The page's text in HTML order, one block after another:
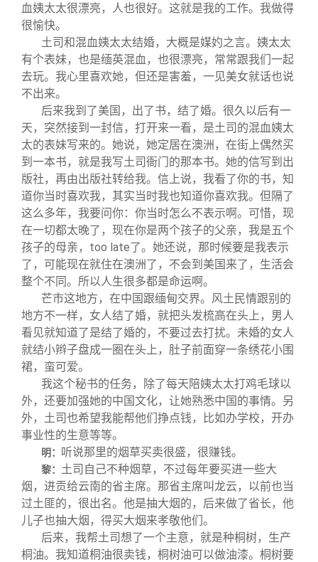
血姨太太很漂亮，人也很好。这就是我的工作。我做得
很愉快。
土司和混血姨太太结婚，大概是媒妁之言。姨太太
有个表妹，也是缅英混血，也很漂亮，常常跟我们一起
去玩。我心里喜欢她，但还是害羞，一见美女就话也说
不出来。
后来我到了美国，出了书，结了婚。很久以后有一
天，突然接到一封信，打开来一看，是土司的混血姨太
太的表妹写来的。她说，她定居在澳洲，在街上偶然买
到一本书，就是我写土司衙门的那本书。她的信写到出
版社，再由出版社转给我。信上说，我看了你的书，知
道你当时喜欢我，其实当时我也知道你喜欢我。但隔了
这么多年，我要问你：你当时怎么不表示啊。可惜，现
在一切都太晚了，现在你是两个孩子的父亲，我是五个
孩子的母亲，too late了。她还说，那时候要是我表示
了，可能现在就住在澳洲了，不会到美国来了，生活会
整个不同。所以人生很多都是命运啊。
芒市这地方，在中国跟缅甸交界。风土民情跟别的
地方不一样，女人结了婚，就把头发梳高在头上，男人
看见就知道了是结了婚的，不要过去打扰。未婚的女人
就结小辫子盘成一圈在头上，肚子前面穿一条绣花小围
裙，蛮可爱。
我这个秘书的任务，除了每天陪姨太太打鸡毛球以
外，还要加强她的中国文化，让她熟悉中国的事情。另
外，土司也希望我能帮他们挣点钱，比如办学校，开办
事业性的生意等等。
明： 听说那里的烟草买卖很盛，很赚钱。
黎： 土司自己不种烟草，不过每年要买进一些大
烟，进贡给云南的省主席。那省主席叫龙云，以前也当
过土匪的，很出名。他是抽大烟的，后来做了省长，他
儿子也抽大烟，得买大烟来孝敬他们。
后来，我帮土司想了一个主意，就是种桐树，生产
桐油。我知道桐油很卖钱，桐树油可以做油漆。桐树要